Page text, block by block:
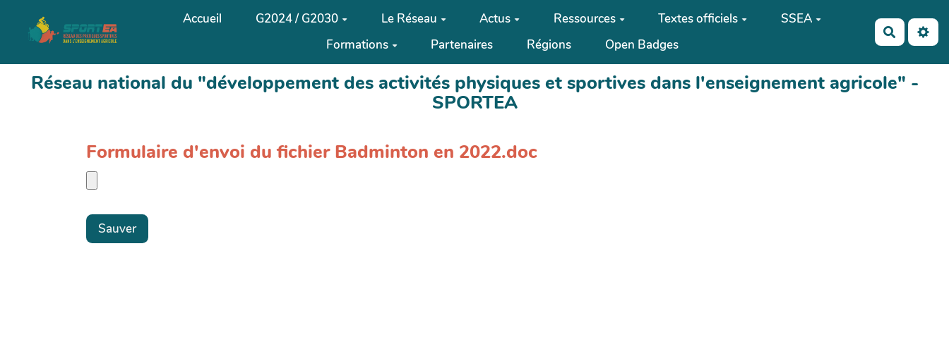
Aller au contenu principal Accueil G2024 / G2030 Le Réseau Actus Ressources Textes officiels
SSEA
Formations
Partenaires Régions Open Badges
Réseau national du "développement des activités physiques et sportives dans l'enseignement agricole" -
SPORTEA
Formulaire d'envoi du fichier Badminton en 2022.doc